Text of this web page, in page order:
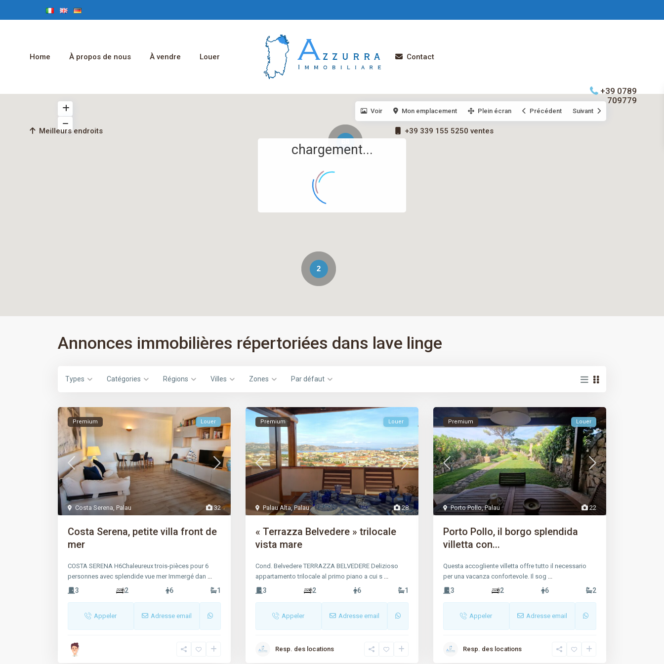
Home À propos de nous À vendre Louer
Meilleurs endroits
Contact
+39 339 155 5250 ventes
+39 0789
709779
2
chargement...
Voir Mon emplacement Plein écran Précédent Suivant
Annonces immobilières répertoriées dans lave linge
Types Catégories Régions Villes Zones Par défaut
32
Costa Serena Palau
Premium Louer
Costa Serena, petite villa front de
mer
COSTA SERENA H6Chaleureux trois-pièces pour 6
personnes avec splendide vue mer Immergé dan
3 2 6 1
Appeler Adresse email
28
Palau Alta, Palau
Premium Louer
« Terrazza Belvedere » trilocale
vista mare
Cond. Belvedere TERRAZZA BELVEDERE Delizioso
appartamento trilocale al primo piano a cui s
3 2 6 1
Appeler Adresse email
Resp. des locations
22
Porto Pollo,Palau
Premium Louer
Porto Pollo, il borgo splendida
villetta con...
Questa accogliente villetta offre tutto il necessario
per una vacanza confortevole. Il sog
3 2 6 2
Appeler Adresse email
Resp. des locations